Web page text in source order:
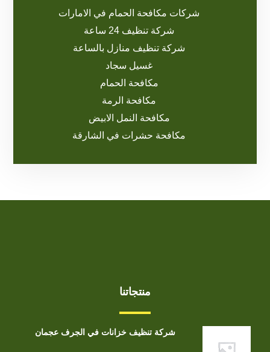
شركات مكافحة الحمام في الامارات
شركة تنظيف 24 ساعة
شركة تنظيف منازل بالساعة
غسيل سجاد
مكافحة الحمام
مكافحة الرمة
مكافحة النمل الابيض
مكافحة حشرات في الشارقة
منتجاتنا
شركة تنظيف خزانات في الجرف عجمان